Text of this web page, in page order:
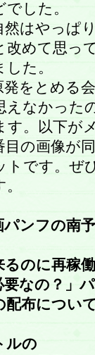
した。
はやっぱ
改めて思っ
た。
をとめる
えなかった
す。以下が
目の画像が
トです。ぜ
パンフの南
るのに再稼
要なの？」
配布につい
ルの